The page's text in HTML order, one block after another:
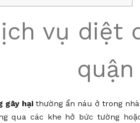
vụ diệt
quận
gây hại thường ẩn náu ở trong
qua các khe hở bức tường